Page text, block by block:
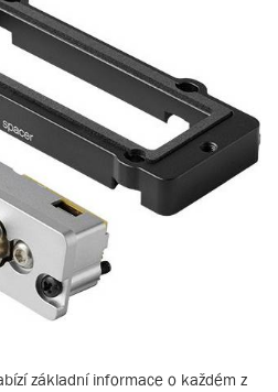
základní informace o každém z